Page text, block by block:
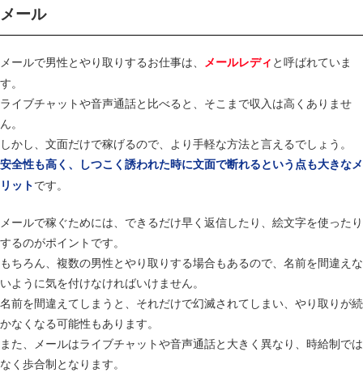
メール
メールで男性とやり取りするお仕事は、 メールレディ と呼ばれていま
す。
ライブチャットや音声通話と比べると、そこまで収入は高くありませ
ん。
しかし、文面だけで稼げるので、より手軽な方法と言えるでしょう。
安全性も高く、しつこく誘われた時に文面で断れるという点も大きなメ
リットです。
メールで稼ぐためには、できるだけ早く返信したり、絵文字を使ったり
するのがポイントです。
もちろん、複数の男性とやり取りする場合もあるので、名前を間違えな
いように気を付けなければいけません。
名前を間違えてしまうと、それだけで幻滅されてしまい、やり取りが続
かなくなる可能性もあります。
また、メールはライブチャットや音声通話と大きく異なり、時給制では
なく歩合制となります。